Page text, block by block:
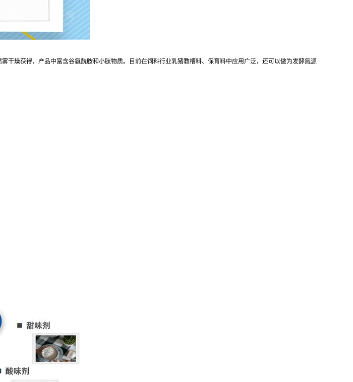
燥获得，产品中富含谷氨酰胺和小肽物质。目前在饲料行业乳猪教槽料、保育料中应用广泛，还可以做为发酵氮源